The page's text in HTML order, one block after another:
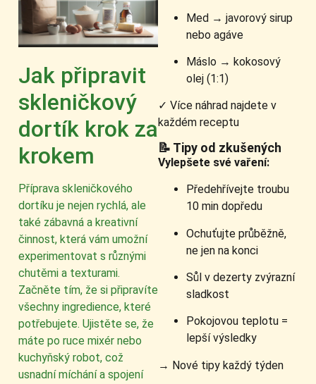
Jak připravit
skleničkový
dortík krok za
krokem
Příprava skleničkového
dortíku je nejen rychlá, ale
také zábavná a kreativní
činnost, která vám umožní
experimentovat s různými
chutěmi a texturami.
Začněte tím, že si připravíte
všechny ingredience, které
potřebujete. Ujistěte se, že
máte po ruce mixér nebo
kuchyňský robot, což
usnadní míchání a spojení
Med → javorový sirup
nebo agáve
Máslo → kokosový
olej (1:1)
✓ Více náhrad najdete v
každém receptu
📝 Tipy od zkušených
Vylepšete své vaření:
Předehřívejte troubu
10 min dopředu
Ochuťujte průběžně,
ne jen na konci
Sůl v dezerty zvýrazní
sladkost
Pokojovou teplotu =
lepší výsledky
→ Nové tipy každý týden